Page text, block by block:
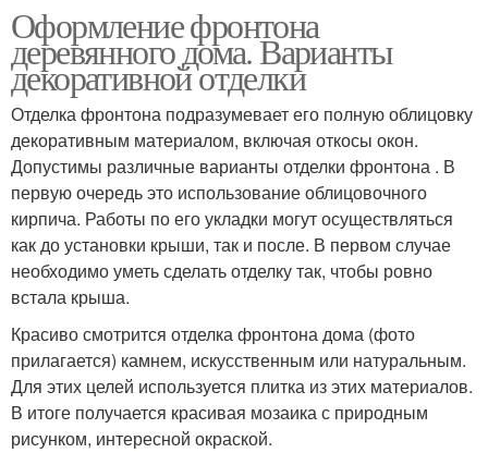
Оформление фронтона
деревянного дома. Варианты
декоративной отделки
Отделка фронтона подразумевает его полную облицовку
декоративным материалом, включая откосы окон.
Допустимы различные варианты отделки фронтона . В
первую очередь это использование облицовочного
кирпича. Работы по его укладки могут осуществляться
как до установки крыши, так и после. В первом случае
необходимо уметь сделать отделку так, чтобы ровно
встала крыша.
Красиво смотрится отделка фронтона дома (фото
прилагается) камнем, искусственным или натуральным.
Для этих целей используется плитка из этих материалов.
В итоге получается красивая мозаика с природным
рисунком, интересной окраской.